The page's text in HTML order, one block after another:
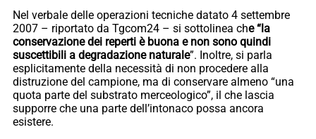
Nel verbale delle operazioni tecniche datato 4 settembre
2007 – riportato da Tgcom24 – si sottolinea che “la
conservazione dei reperti è buona e non sono quindi
suscettibili a degradazione naturale”. Inoltre, si parla
esplicitamente della necessità di non procedere alla
distruzione del campione, ma di conservare almeno “una
quota parte del substrato merceologico”, il che lascia
supporre che una parte dell’intonaco possa ancora
esistere.